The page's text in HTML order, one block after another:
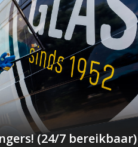
(24/7 bereikbaar)